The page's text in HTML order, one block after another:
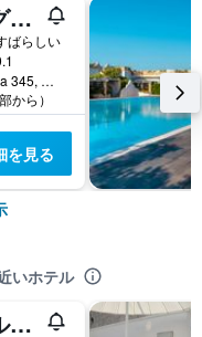
イル メログラーノ
ばらしい
Contrada Torricella 345, モノーポリ, バーリ県, イタリア
から）
を見る
いホテル
ネネッタ ルームズ